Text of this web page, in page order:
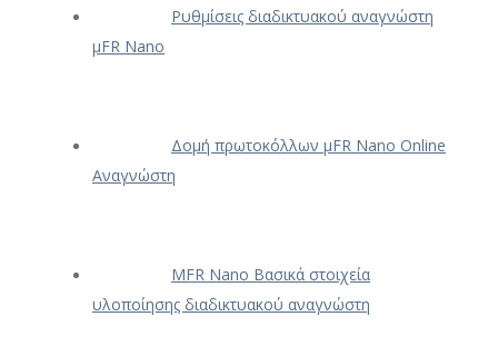
Ρυθμίσεις διαδικτυακού αναγνώστη
μFR Nano
Δομή πρωτοκόλλων μFR Nano Online
Αναγνώστη
ΜFR Nano Βασικά στοιχεία
υλοποίησης διαδικτυακού αναγνώστη